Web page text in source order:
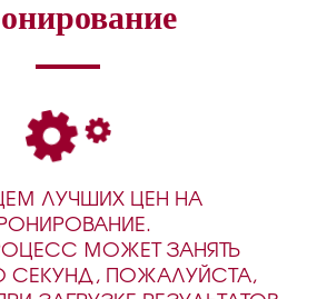
ЛУЧШИХ ЦЕН НА
МОЖЕТ ЗАНЯТЬ
СЕКУНД, ПОЖАЛУЙСТА,